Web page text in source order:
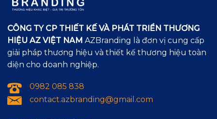
CÔNG TY CP THIẾT KẾ VÀ PHÁT TRIỂN THƯƠNG
HIỆU AZ VIỆT NAM AZBranding là đơn vị cung cấp
giải pháp thương hiệu và thiết kế thương hiệu toàn
diện cho doanh nghiệp.
0982 085 838
contact.azbranding@gmail.com